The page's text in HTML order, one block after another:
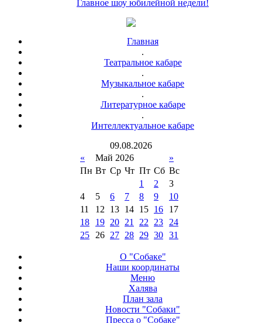
Главное шоу юбилейной недели!
Главная
.
Театральное кабаре
.
Музыкальное кабаре
.
Литературное кабаре
.
Интеллектуальное кабаре
09.08.2026
«
Май 2026
»
Пн Вт Ср Чт Пт Сб Вс
1
2
3
4
5 6 7 8 9
10
11
12 13 14 15 16
17
18
19 20 21 22 23
24
25
26 27 28 29 30 31
О "Собаке"
Наши координаты
Меню
Халява
План зала
Новости "Собаки"
Пресса о "Собаке"